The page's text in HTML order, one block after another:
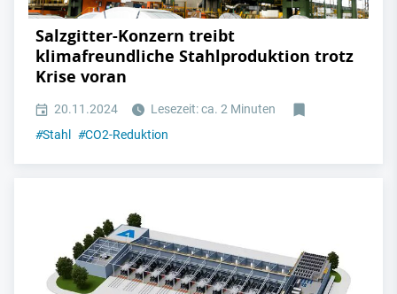
Salzgitter-Konzern treibt
klimafreundliche Stahlproduktion trotz
Krise voran
20.11.2024
Lesezeit: ca. 2 Minuten
#Stahl #CO2-Reduktion